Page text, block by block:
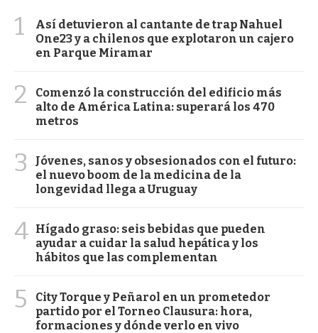
1
Así detuvieron al cantante de trap Nahuel
One23 y a chilenos que explotaron un cajero
en Parque Miramar
2
Comenzó la construcción del edificio más
alto de América Latina: superará los 470
metros
3
Jóvenes, sanos y obsesionados con el futuro:
el nuevo boom de la medicina de la
longevidad llega a Uruguay
4 Hígado graso: seis bebidas que pueden
ayudar a cuidar la salud hepática y los
hábitos que las complementan
5
City Torque y Peñarol en un prometedor
partido por el Torneo Clausura: hora,
formaciones y dónde verlo en vivo